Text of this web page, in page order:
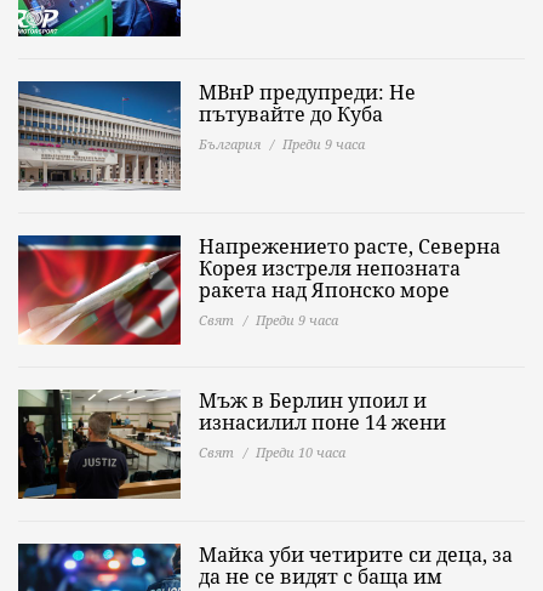
МВнР предупреди: Не
пътувайте до Куба
България Преди 9 часа
Напрежението расте, Северна
Корея изстреля непозната
ракета над Японско море
Свят Преди 9 часа
Мъж в Берлин упоил и
изнасилил поне 14 жени
Свят Преди 10 часа
Майка уби четирите си деца, за
да не се видят с баща им